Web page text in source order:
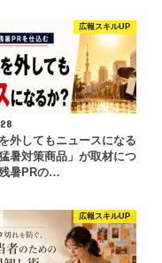
広報スキルUP
外してもニュースになる
暑対策商品」が取材につ
暑PRの…
広報スキルUP